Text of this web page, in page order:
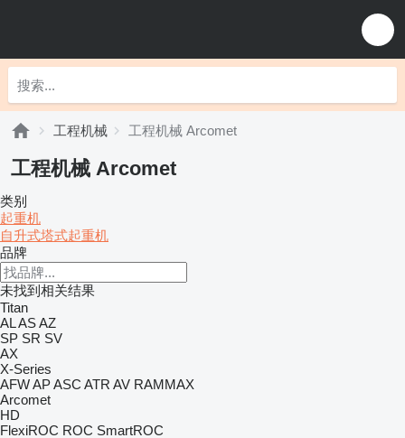
工程机械 工程机械 Arcomet
工程机械 Arcomet
类别
起重机
自升式塔式起重机
品牌
未找到相关结果
Titan
ALASAZ
SP SR SV
AX
X-Series
AFWAPASC ATR AV RAMMAX
Arcomet
HD
FlexiROC ROC SmartROC